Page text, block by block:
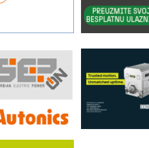
industrije i biznisa
RILINEX kompanije Rittal
automatizaciju
Efikasno upravljanje energijom
Automatizacija pakovanja · Display
Proizvodnja iC7 Hybrid 1500 VDC
mrežnog pretvarača sa tečnim